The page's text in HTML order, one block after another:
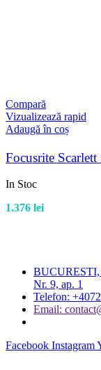
Compară
Vizualizează rapid
Adaugă în coș
Focusrite
In Stoc
1.376 lei
BUCURESTI,
Nr. 9, ap. 1
Telefon:
Email:
Facebook Instagram